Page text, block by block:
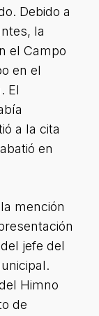
Debido a
la
el Campo
en el
El
a la cita
en
mención
jefe del
Himno
de